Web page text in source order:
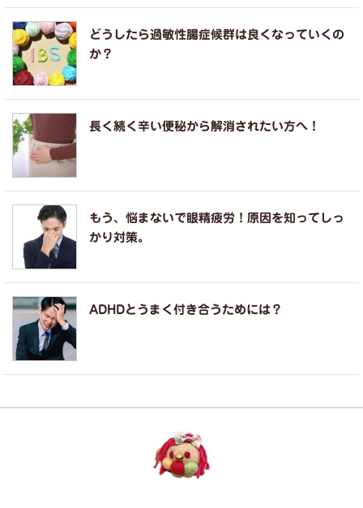
どうしたら過敏性腸症候群は良くなっていくの
か？
長く続く辛い便秘から解消されたい方へ！
もう、悩まないで眼精疲労！原因を知ってしっ
かり対策。
ADHDとうまく付き合うためには？